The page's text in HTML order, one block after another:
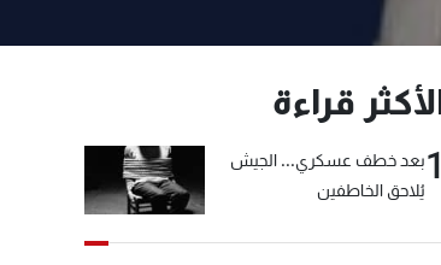
قراءة
1بعد خطف عسكري... الجيش
يُلاحق الخاطفين